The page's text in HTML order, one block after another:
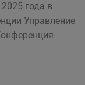
года в
Управление